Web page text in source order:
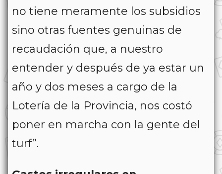
no tiene meramente los subsidios
sino otras fuentes genuinas de
recaudación que, a nuestro
entender y después de ya estar un
año y dos meses a cargo de la
Lotería de la Provincia, nos costó
poner en marcha con la gente del
turf”.